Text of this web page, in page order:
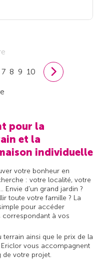
7 8 9 10
pour la
et la
individuelle
votre bonheur en
: votre localité, votre
Envie d'un grand jardin ?
toute votre famille ? La
pour accéder
à vos
ainsi que le prix de la
vous accompagnent
de votre projet.